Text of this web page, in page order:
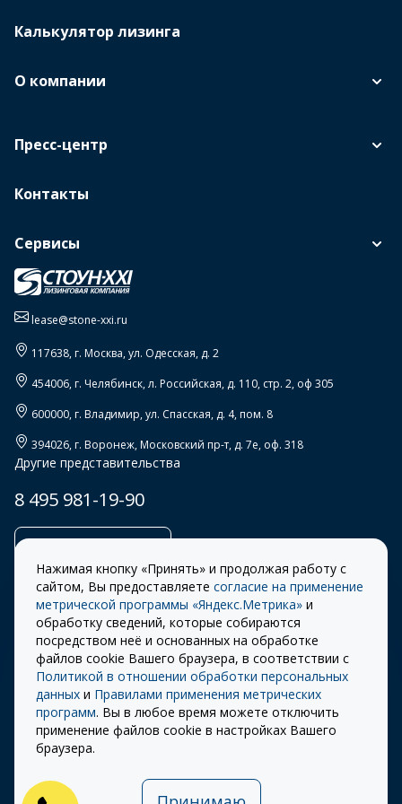
Калькулятор лизинга
О компании
Пресс-центр
Контакты
Сервисы
lease@stone-xxi.ru
117638, г. Москва,ул. Одесская, д. 2
454006, г. Челябинск,л. Российская, д. 110, стр. 2, оф 305
600000, г. Владимир,ул. Спасская, д. 4, пом. 8
394026, г. Воронеж,Московский пр-т, д. 7е, оф. 318
Другие представительства
8 495 981-19-90
© 2026 «СТОУН-XXI»
Разработка сайта –
ITECH
Правила
использования cookie
Правила пользования
сайтом
Политика
конфиденциальности
Нажимая кнопку «Принять» и продолжая работу с
сайтом, Вы предоставляете согласие на применение
метрической программы «Яндекс.Метрика» и
обработку сведений, которые собираются
посредством неё и основанных на обработке
файлов cookie Вашего браузера, в соответствии с
Политикой в отношении обработки персональных
данных и Правилами применения метрических
программ. Вы в любое время можете отключить
применение файлов cookie в настройках Вашего
браузера.